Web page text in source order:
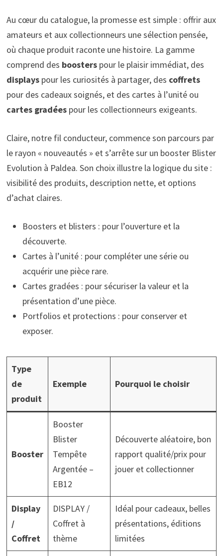
Au cœur du catalogue, la promesse est simple : offrir aux
amateurs et aux collectionneurs une sélection pensée,
où chaque produit raconte une histoire. La gamme
comprend des boosterspour le plaisir immédiat, des
displayspour les curiosités à partager, des coffrets
pour des cadeaux soignés, et des cartes à l’unité ou
cartes gradéespour les collectionneurs exigeants.
Claire, notre fil conducteur, commence son parcours par
le rayon « nouveautés » et s’arrête sur un booster Blister
Evolution à Paldea. Son choix illustre la logique du site :
visibilité des produits, description nette, et options
d’achat claires.
Boosters et blisters : pour l’ouverture et la
découverte.
Cartes à l’unité : pour compléter une série ou
acquérir une pièce rare.
Cartes gradées : pour sécuriser la valeur et la
présentation d’une pièce.
Portfolios et protections : pour conserver et
exposer.
Type
de
produit
Exemple Pourquoi le choisir
Booster
Booster
Blister
Tempête
Argentée –
EB12
Découverte aléatoire, bon
rapport qualité/prix pour
jouer et collectionner
Display
/
Coffret
DISPLAY /
Coffret à
thème
Idéal pour cadeaux, belles
présentations, éditions
limitées